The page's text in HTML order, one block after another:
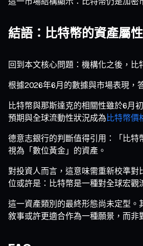
結語：比特幣的資產屬
回到本文核心問題：機構化之後，比
根據2026年6月的數據與市場表現
比特幣與那斯達克的相關性雖於6月
預期與全球流動性狀況成為比特幣價
德意志銀行的判斷值得引用：「比
視為「數位黃金」的資產。
對投資人而言，這意味需重新校準
位或許是：比特幣是一種對全球宏觀
這一資產類別的最終形態尚未定型。
敘事或許更適合作為一種願景，而非